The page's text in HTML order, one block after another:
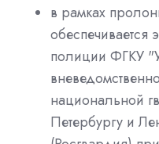
в рамках
обеспечивается
полиции ФГКУ
национальной
Петербургу и